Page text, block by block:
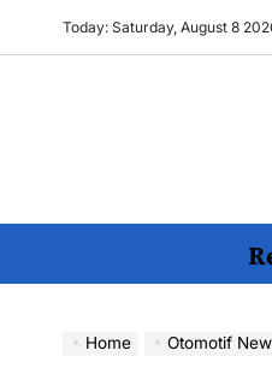
Today: Saturday, August 8
Home Otomotif